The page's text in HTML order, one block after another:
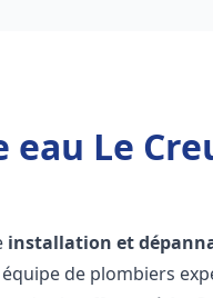
Le
installation et
de plombiers